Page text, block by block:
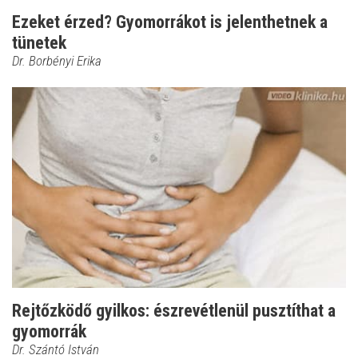
Ezeket érzed? Gyomorrákot is jelenthetnek a
tünetek
Dr. Borbényi Erika
Rejtőzködő gyilkos: észrevétlenül pusztíthat a
gyomorrák
Dr. Szántó István